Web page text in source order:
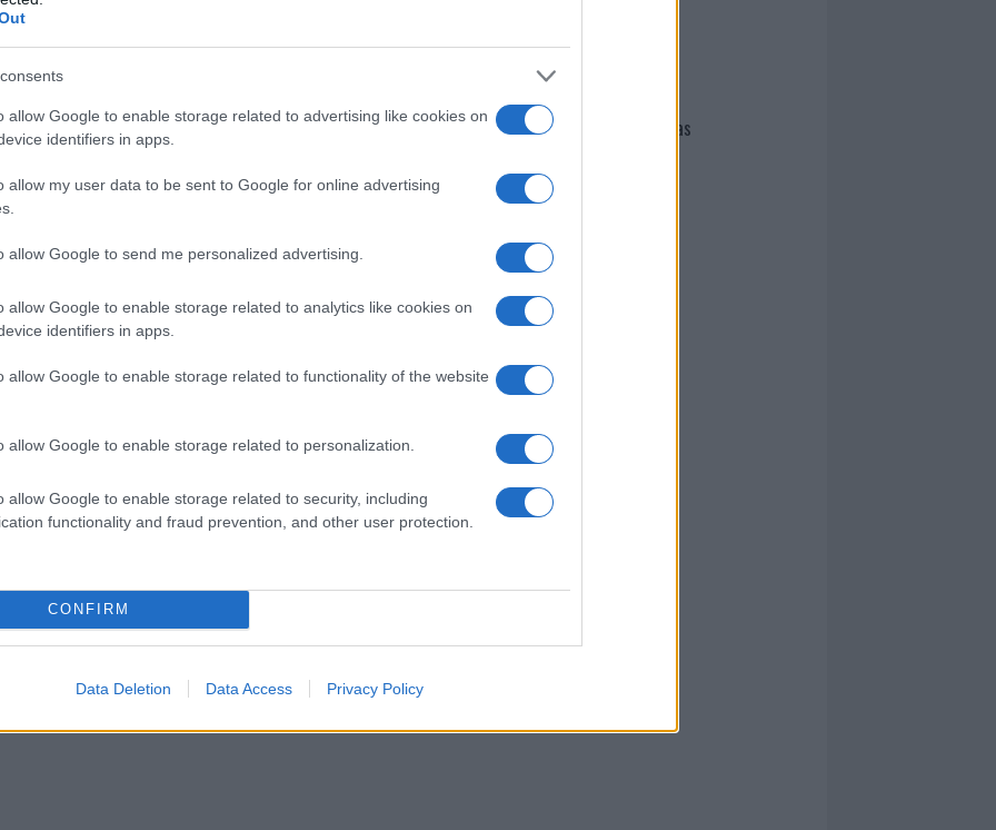
allow Google to enable storage related to advertising like cookies on
identifiers in apps.
allow my user data to be sent to Google for online advertising
allow Google to send me personalized advertising.
allow Google to enable storage related to analytics like cookies on
identifiers in apps.
allow Google to enable storage related to functionality of the website
allow Google to enable storage related to personalization.
allow Google to enable storage related to security, including
functionality and fraud prevention, and other user protection.
CONFIRM
Data Deletion Data Access Privacy Policy
cliccandoqui
nella sezione Login
dal menù del sito o
di GalluraOggi.it
i tuoi video e le tue foto
+39 345 356 7512
news daGoogle News
Giovannimaria Cabras